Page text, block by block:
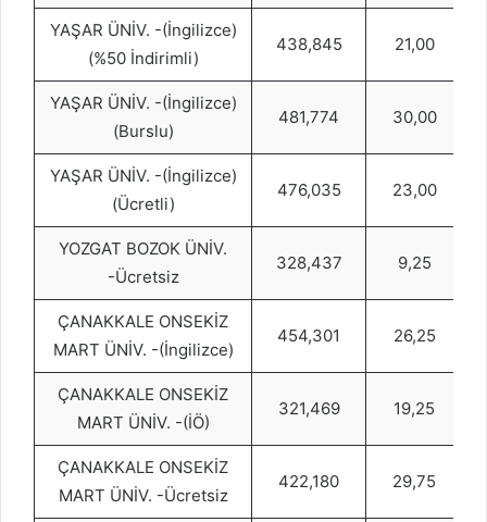
YAŞAR ÜNİV. -(İngilizce)
(%50 İndirimli)
438,845 21,00
YAŞAR ÜNİV. -(İngilizce)
(Burslu)
481,774 30,00
YAŞAR ÜNİV. -(İngilizce)
(Ücretli)
476,035 23,00
YOZGAT BOZOK ÜNİV.
-Ücretsiz
328,437 9,25
ÇANAKKALE ONSEKİZ
MART ÜNİV. -(İngilizce)
454,301 26,25
ÇANAKKALE ONSEKİZ
MART ÜNİV. -(İÖ)
321,469 19,25
ÇANAKKALE ONSEKİZ
MART ÜNİV. -Ücretsiz
422,180 29,75